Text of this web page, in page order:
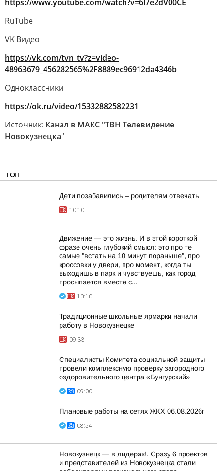
https://www.youtube.com/watch?v=6l7e2dV00CE
RuTube
VK Видео
https://vk.com/tvn_tv?z=video-
48963679_456282565%2F8889ec96912da4346b
Одноклассники
https://ok.ru/video/15332882582231
Источник: Канал в МАКС "ТВН Телевидение
Новокузнецка"
ТОП
Дети позабавились – родителям отвечать
10:10
Движение — это жизнь. И в этой короткой
фразе очень глубокий смысл: это про те
самые "встать на 10 минут пораньше", про
кроссовки у двери, про момент, когда ты
выходишь в парк и чувствуешь, как город
просыпается вместе с...
10:10
Традиционные школьные ярмарки начали
работу в Новокузнецке
09:33
Специалисты Комитета социальной защиты
провели комплексную проверку загородного
оздоровительного центра «Бунгурский»
09:00
Плановые работы на сетях ЖКХ 06.08.2026г
08:54
Новокузнецк — в лидерах!. Сразу 6 проектов
и представителей из Новокузнецка стали